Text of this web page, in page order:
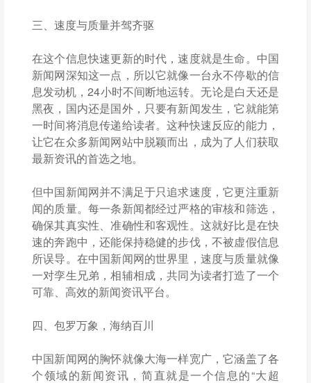
三、速度与质量并驾齐驱
在这个信息快速更新的时代，速度就是生命。中国
新闻网深知这一点，所以它就像一台永不停歇的信
息发动机，24小时不间断地运转。无论是白天还是
黑夜，国内还是国外，只要有新闻发生，它就能第
一时间将消息传递给读者。这种快速反应的能力，
让它在众多新闻网站中脱颖而出，成为了人们获取
最新资讯的首选之地。
但中国新闻网并不满足于只追求速度，它更注重新
闻的质量。每一条新闻都经过严格的审核和筛选，
确保其真实性、准确性和客观性。这就好比是在快
速的奔跑中，还能保持稳健的步伐，不被虚假信息
所误导。在中国新闻网的世界里，速度与质量就像
一对孪生兄弟，相辅相成，共同为读者打造了一个
可靠、高效的新闻资讯平台。
四、包罗万象，海纳百川
中国新闻网的胸怀就像大海一样宽广，它涵盖了各
个领域的新闻资讯，简直就是一个信息的“大超